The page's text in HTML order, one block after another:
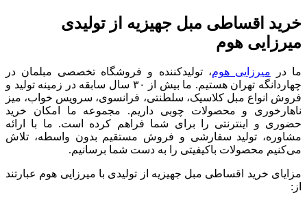
خرید اقساطی مبل جهیزیه از تولیدی
میرزایی هوم
ما در میرزایی هوم، تولیدکننده و فروشگاه تخصصی مبلمان در
چهاردانگه تهران هستیم. ما بیش از ۳۰ سال سابقه در زمینه تولید و
فروش انواع مبل کلاسیک، سلطنتی، فرانسوی، سرویس خواب، میز
ناهارخوری و محصولات چوبی داریم. مجموعه ما امکان خرید
حضوری و اینترنتی را برای شما فراهم کرده است. ما با ارائه
مشاوره، تولید سفارشی و فروش مستقیم بدون واسطه، تلاش
می‌کنیم محصولات باکیفیتی را به دست شما برسانیم.
مزایای خرید اقساطی مبل جهیزیه از تولیدی با میرزایی هوم عبارتند
از: